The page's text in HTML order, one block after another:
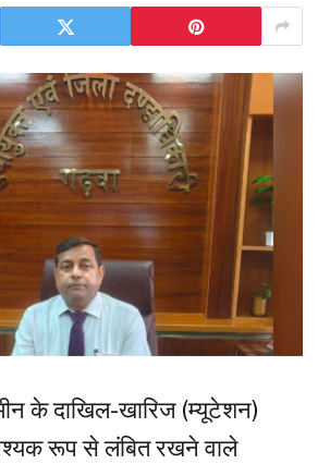
के दाखिल-खारिज (म्यूटेशन)
रूप से लंबित रखने वाले